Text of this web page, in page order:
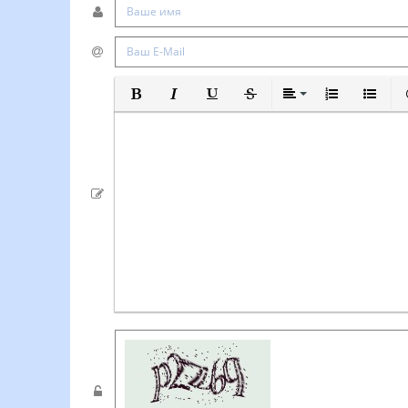
Полужирный
КурсивПодчеркнутый
ЗачеркнутыйВыравнивание